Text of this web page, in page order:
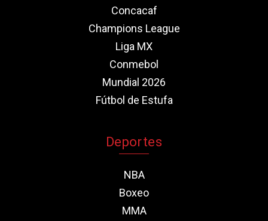
Concacaf
Champions League
Liga MX
Conmebol
Mundial 2026
Fútbol de Estufa
Deportes
NBA
Boxeo
MMA